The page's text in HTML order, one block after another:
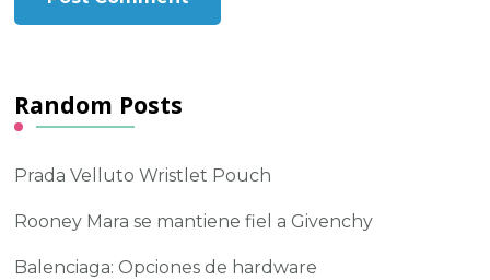
Random Posts
Prada Velluto Wristlet Pouch
Rooney Mara se mantiene fiel a Givenchy
Balenciaga: Opciones de hardware